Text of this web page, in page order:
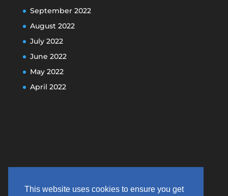
This website uses cookies to ensure you get
September 2022
August 2022
July 2022
June 2022
May 2022
April 2022